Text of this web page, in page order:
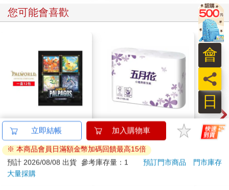
投資人應該思考各種投資標的在不景氣時期的可能績效，這是瞭
解個人風險承擔程度的關鍵。我們沒有花太多篇幅討論何謂不景
氣時期，因為所謂的不景氣時期會因不同投資人而異，不過，艾
爾曼倫的說法最為傳神，他對不景氣時期的定義是：當你感覺自
己手邊多出的額外一塊錢顯得彌足珍貴時。
當不景氣時期來臨，投資人難免會感到措手不及，而要善加管理
這項風險，方法之一就是趁著景氣良好的階段，誠實地省思你的
風險承擔行為——在景氣良好階段，不當的風險承擔行為經常會
讓人得到報酬上的獎勵，而不是遭到懲罰，但也是在這樣的時
刻，才更應誠實地檢視自己的風險承擔是否過當。
法蘭克．索丁諾（Frank Sortino）與薩齊爾（Stephen Satchell）
合著的《管理金融市場的下跌風險》（Managing Downside Risk
in Financial Markets）一書的封面照片，傳神地描繪出這個主題
的面貌。在這張照片上，到非洲狩獵的凱倫．索丁諾（Karen
您可能會喜歡
幻獸帕魯卡牌遊戲 第
一彈 補充包 Dawn of
Palpagos（日文版一
盒）
特價 1590 元
加入購物車
五月花 小捲筒衛生紙
270張x6捲x16串
71 折 特價 948
今周
立即結帳 加入購物車
※ 本商品會員日滿額金幣加碼回饋最高15倍
預計 2026/08/08 出貨 參考庫存量：1 預訂門市商品
門市庫存
大量採購
日
員
會